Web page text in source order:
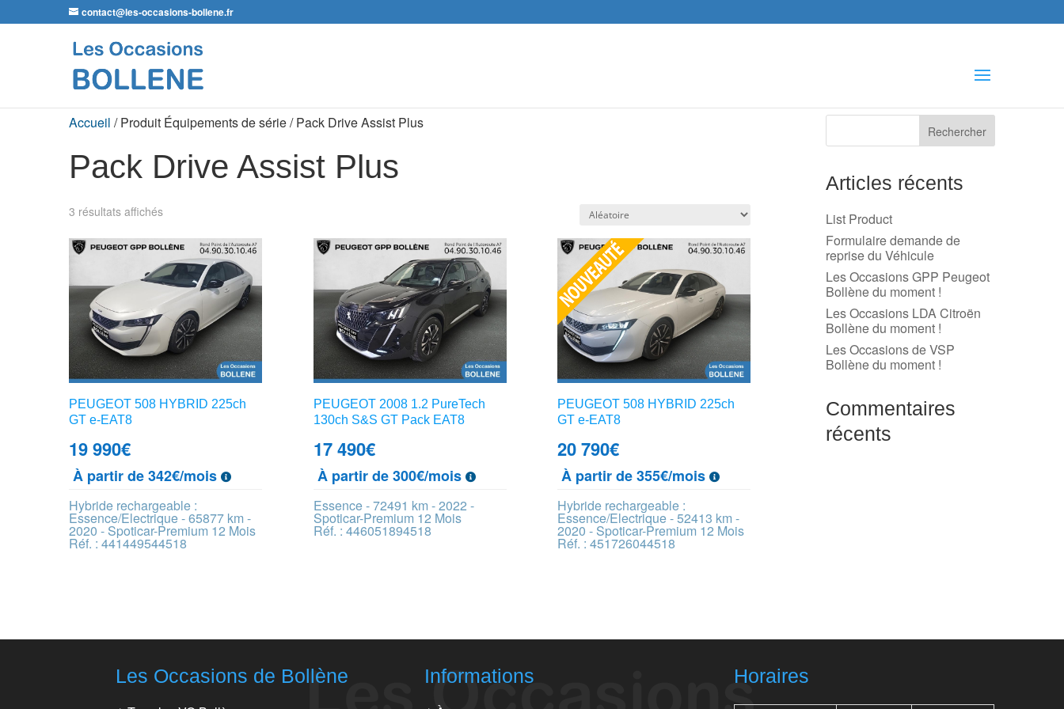
contact@les-occasions-bollene.fr
Accueil / Produit Équipements de série / Pack Drive Assist Plus
Pack Drive Assist Plus
3 résultats affichés
PEUGEOT 508 HYBRID 225ch
GT e-EAT8
19 990€
À partir de 342€/mois
Hybride rechargeable :
Essence/Electrique - 65877 km -
2020 - Spoticar-Premium 12 Mois
Réf. : 441449544518
PEUGEOT 2008 1.2 PureTech
130ch S&S GT Pack EAT8
17 490€
À partir de 300€/mois
Essence - 72491 km - 2022 -
Spoticar-Premium 12 Mois
Réf. : 446051894518
PEUGEOT 508 HYBRID 225ch
GT e-EAT8
20 790€
À partir de 355€/mois
Hybride rechargeable :
Essence/Electrique - 52413 km -
2020 - Spoticar-Premium 12 Mois
Réf. : 451726044518
Articles récents
List Product
Formulaire demande de
reprise du Véhicule
Les Occasions GPP Peugeot
Bollène du moment !
Les Occasions LDA Citroën
Bollène du moment !
Les Occasions de VSP
Bollène du moment !
Commentaires
récents
Les Occasions de Bollène Informations Horaires